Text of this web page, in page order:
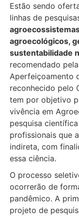
Estão sendo
linhas de
agroecológicos,
sustentabilidade
recomendado
Aperfeiçoamento
reconhecido pelo
tem por objetivo
vivência em
pesquisa
profissionais que
indireta, com
essa ciência.
O processo
ocorrerão de
pandêmico. A
projeto de